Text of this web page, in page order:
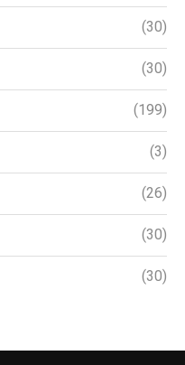
(30)
(30)
(199)
(3)
(26)
(30)
(30)